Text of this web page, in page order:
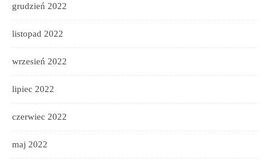
grudzień 2022
listopad 2022
wrzesień 2022
lipiec 2022
czerwiec 2022
maj 2022